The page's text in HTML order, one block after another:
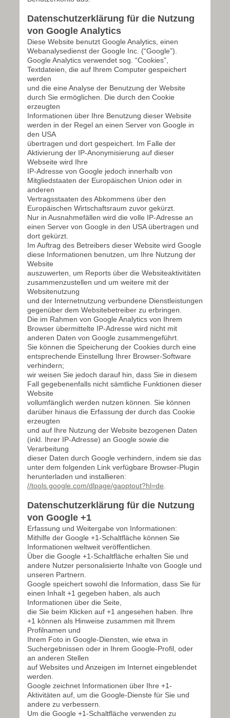
Datenschutzerklärung für die Nutzung
von Google Analytics
Diese Website benutzt Google Analytics, einen
Webanalysedienst der Google Inc. (“Google”).
Google Analytics verwendet sog. “Cookies”,
Textdateien, die auf Ihrem Computer gespeichert
werden
und die eine Analyse der Benutzung der Website
durch Sie ermöglichen. Die durch den Cookie
erzeugten
Informationen über Ihre Benutzung dieser Website
werden in der Regel an einen Server von Google in
den USA
übertragen und dort gespeichert. Im Falle der
Aktivierung der IP-Anonymisierung auf dieser
Webseite wird Ihre
IP-Adresse von Google jedoch innerhalb von
Mitgliedstaaten der Europäischen Union oder in
anderen
Vertragsstaaten des Abkommens über den
Europäischen Wirtschaftsraum zuvor gekürzt.
Nur in Ausnahmefällen wird die volle IP-Adresse an
einen Server von Google in den USA übertragen und
dort gekürzt.
Im Auftrag des Betreibers dieser Website wird Google
diese Informationen benutzen, um Ihre Nutzung der
Website
auszuwerten, um Reports über die Websiteaktivitäten
zusammenzustellen und um weitere mit der
Websitenutzung
und der Internetnutzung verbundene Dienstleistungen
gegenüber dem Websitebetreiber zu erbringen.
Die im Rahmen von Google Analytics von Ihrem
Browser übermittelte IP-Adresse wird nicht mit
anderen Daten von Google zusammengeführt.
Sie können die Speicherung der Cookies durch eine
entsprechende Einstellung Ihrer Browser-Software
verhindern;
wir weisen Sie jedoch darauf hin, dass Sie in diesem
Fall gegebenenfalls nicht sämtliche Funktionen dieser
Website
vollumfänglich werden nutzen können. Sie können
darüber hinaus die Erfassung der durch das Cookie
erzeugten
und auf Ihre Nutzung der Website bezogenen Daten
(inkl. Ihrer IP-Adresse) an Google sowie die
Verarbeitung
dieser Daten durch Google verhindern, indem sie das
unter dem folgenden Link verfügbare Browser-Plugin
herunterladen und installieren:
//tools.google.com/dlpage/gaoptout?hl=de
Datenschutzerklärung für die Nutzung
von Google +1
Erfassung und Weitergabe von Informationen:
Mithilfe der Google +1-Schaltfläche können Sie
Informationen weltweit veröffentlichen.
Über die Google +1-Schaltfläche erhalten Sie und
andere Nutzer personalisierte Inhalte von Google und
unseren Partnern.
Google speichert sowohl die Information, dass Sie für
einen Inhalt +1 gegeben haben, als auch
Informationen über die Seite,
die Sie beim Klicken auf +1 angesehen haben. Ihre
+1 können als Hinweise zusammen mit Ihrem
Profilnamen und
Ihrem Foto in Google-Diensten, wie etwa in
Suchergebnissen oder in Ihrem Google-Profil, oder
an anderen Stellen
auf Websites und Anzeigen im Internet eingeblendet
werden.
Google zeichnet Informationen über Ihre +1-
Aktivitäten auf, um die Google-Dienste für Sie und
andere zu verbessern.
Um die Google +1-Schaltfläche verwenden zu